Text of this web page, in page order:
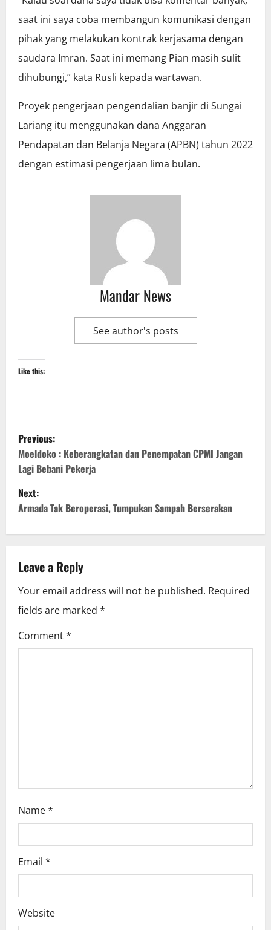
saat ini saya coba membangun komunikasi dengan
pihak yang melakukan kontrak kerjasama dengan
saudara Imran. Saat ini memang Pian masih sulit
dihubungi,” kata Rusli kepada wartawan.
Proyek pengerjaan pengendalian banjir di Sungai
Lariang itu menggunakan dana Anggaran
Pendapatan dan Belanja Negara (APBN) tahun 2022
dengan estimasi pengerjaan lima bulan.
Mandar News
See author's posts
Like this:
P
o
s
t
n
a
v
i
g
Previous:
Moeldoko : Keberangkatan dan Penempatan CPMI Jangan
Lagi Bebani Pekerja
Next:
Armada Tak Beroperasi, Tumpukan Sampah Berserakan
Leave a Reply
Your email address will not be published. Required
fields are marked *
Comment*
Name*
Email *
Website